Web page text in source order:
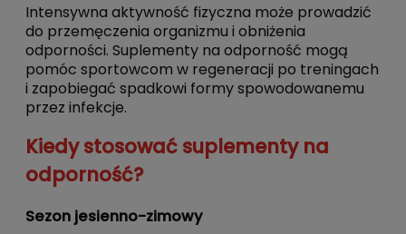
Intensywna aktywność fizyczna może prowadzić
do przemęczenia organizmu i obniżenia
odporności. Suplementy na odporność mogą
pomóc sportowcom w regeneracji po treningach
i zapobiegać spadkowi formy spowodowanemu
przez infekcje.
Kiedy stosować suplementy na
odporność?
Sezon jesienno-zimowy